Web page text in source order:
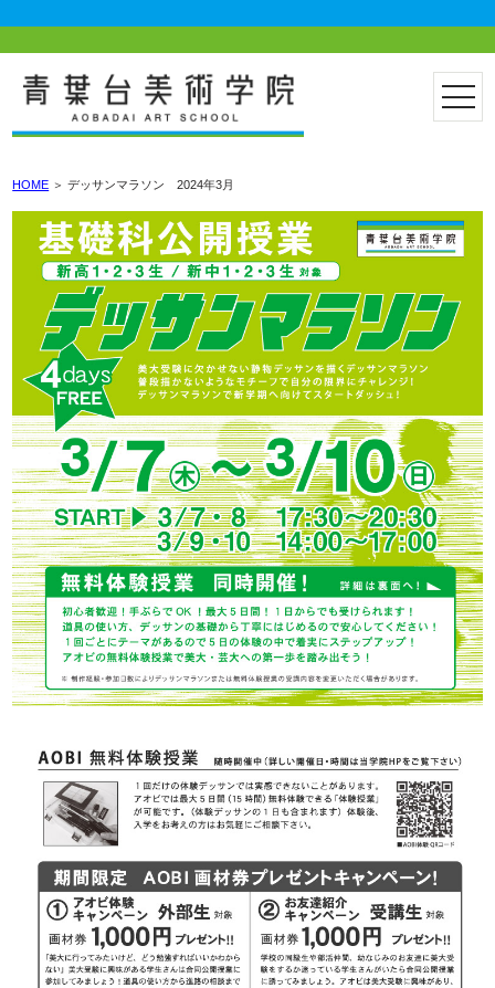
HOME ＞デッサンマラソン 2024年3月